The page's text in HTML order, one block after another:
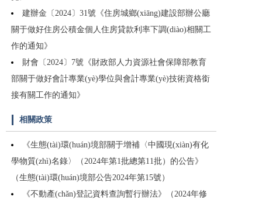
建辦金〔2024〕31號《住房城鄉(xiāng)建設部辦公廳
關于做好住房公積金個人住房貸款利率下調(diào)相關工
作的通知》
財會〔2024〕7號《財政部人力資源社會保障部教育
部關于做好會計專業(yè)學位與會計專業(yè)技術資格銜
接有關工作的通知》
相關政策
《生態(tài)環(huán)境部關于增補〈中國現(xiàn)有化
學物質(zhì)名錄〉（2024年第1批總第11批）的公告》
（生態(tài)環(huán)境部公告2024年第15號）
《不動產(chǎn)登記資料查詢暫行辦法》（2024年修